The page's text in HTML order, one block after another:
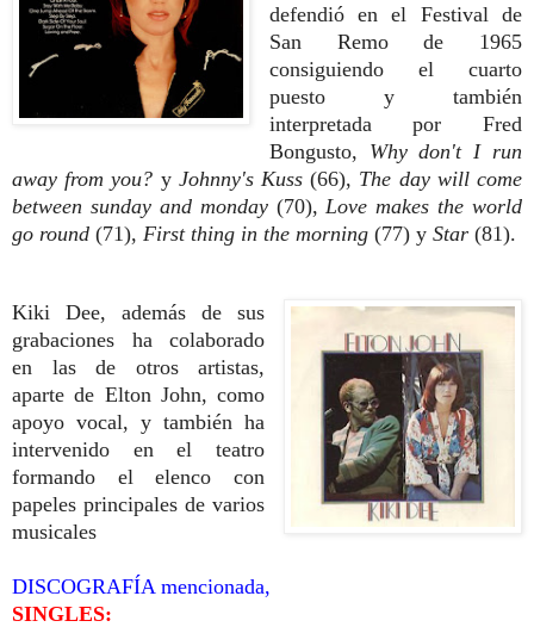
defendió en el Festival de
San Remo de 1965
consiguiendo el cuarto
puesto y también
interpretada por Fred
Bongusto, Why don't I run
away from you? y Johnny's Kuss (66), The day will come
between sunday and monday (70), Love makes the world
go round (71), First thing in the morning (77) y Star (81).
Kiki Dee, además de sus
grabaciones ha colaborado
en las de otros artistas,
aparte de Elton John, como
apoyo vocal, y también ha
intervenido en el teatro
formando el elenco con
papeles principales de varios
musicales
DISCOGRAFÍA mencionada,
SINGLES: